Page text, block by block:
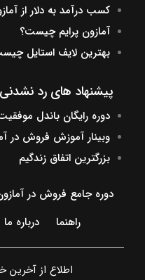
کسب درآمد به دلار از
آمازون پرایم چیست؟
بهترین لایف استایل
پیشنهاد های رد نشدنی
دوره رایگان باندل
وبینار آموزش فروش در
بزرگترین اتفاق زندگیم
دوره جامع فروش در
راهنما
درباره ما
اطلاع از آخرین